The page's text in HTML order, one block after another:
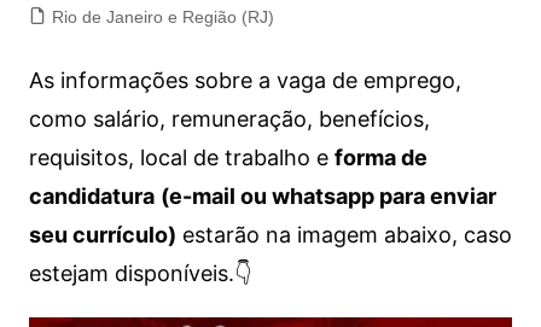
Rio de Janeiro e Região (RJ)
As informações sobre a vaga de emprego,
como salário, remuneração, benefícios,
requisitos, local de trabalho e forma de
candidatura (e-mail ou whatsapp para enviar
seu currículo) estarão na imagem abaixo, caso
estejam disponíveis.👇